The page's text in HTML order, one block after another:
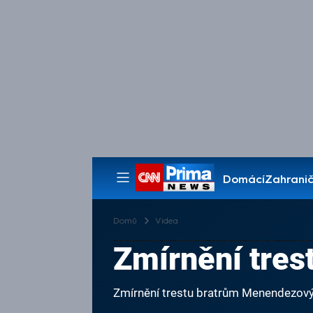
Domácí
Pořady
Domů Videa
Zmírnění
Zmírnění trestu bratrům